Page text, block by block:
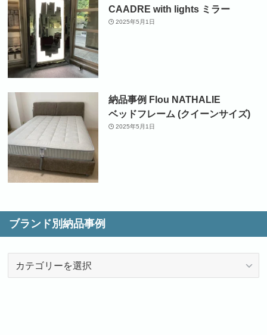
CAADRE with lights ミラー
2025年5月1日
納品事例 Flou NATHALIE
ベッドフレーム (クイーンサイズ)
2025年5月1日
ブランド別納品事例